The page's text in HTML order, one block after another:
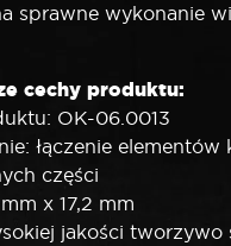
sprawne wykonanie
cechy produktu:
OK-06.0013
łączenie elementów
części
x 17,2 mm
jakości tworzywo